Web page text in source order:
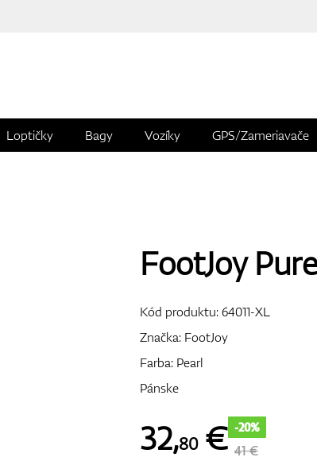
Loptičky Bagy Vozíky GPS/Zameriavače
FootJoy
Kód produktu:64011-XL
Značka: FootJoy
Farba: Pearl
Pánske
32,80€ -20%
41 €